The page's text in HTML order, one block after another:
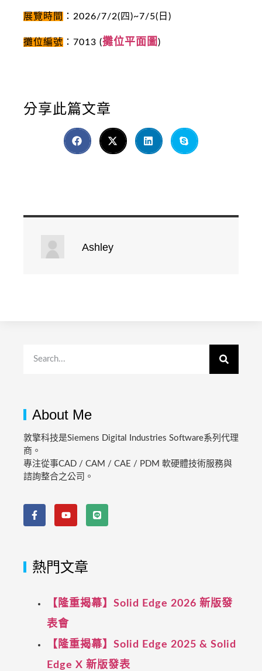
展覽時間 ：2026/7/2(四)~7/5(日)
攤位編號 ：7013 (攤位平面圖 )
分享此篇文章
Ashley
About Me
敦擎科技是Siemens Digital Industries Software系列代理
商。
專注從事CAD / CAM / CAE / PDM 軟硬體技術服務與
諮詢整合之公司。
熱門文章
【隆重揭幕】Solid Edge 2026 新版發
表會
【隆重揭幕】Solid Edge 2025 & Solid
Edge X 新版發表